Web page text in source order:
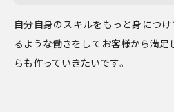
自分自身のスキルをもっと身につ
るような働きをしてお客様から満
らも作っていきたいです。